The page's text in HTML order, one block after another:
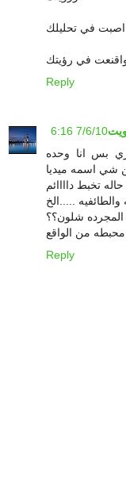
اصبت في تحليلك
في رؤيتك
Reply
بس انا وحده
تخبط داااائم
.....الخ
المجرده شلون؟؟
من الواقع
Reply